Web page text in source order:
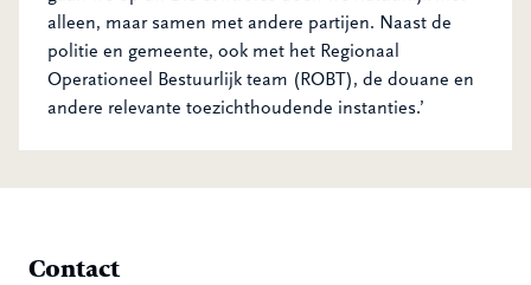
alleen, maar samen met andere partijen. Naast de
politie en gemeente, ook met het Regionaal
Operationeel Bestuurlijk team (ROBT), de douane en
andere relevante toezichthoudende instanties.’
Contact